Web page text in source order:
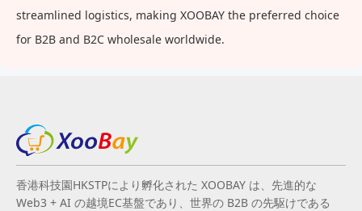
streamlined logistics, making XOOBAY the preferred choice
for B2B and B2C wholesale worldwide.
香港科技園HKSTPにより孵化された XOOBAY は、先進的な
Web3 + AI の越境EC基盤であり、世界の B2B の先駆けである